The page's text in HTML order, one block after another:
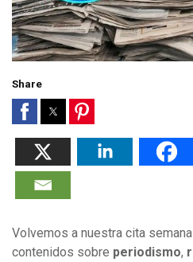
Share
Volvemos a nuestra cita
contenidos sobre periodismo,